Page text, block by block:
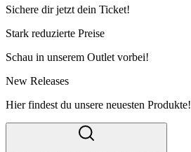
Sichere dir jetzt dein Ticket!
Stark reduzierte Preise
Schau in unserem Outlet vorbei!
New Releases
Hier findest du unsere neuesten Produkte!